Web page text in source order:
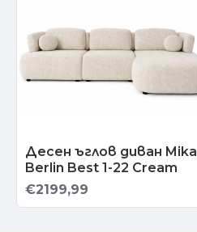
Десен ъглов диван Mika
Berlin Best 1-22 Cream
€2199,99